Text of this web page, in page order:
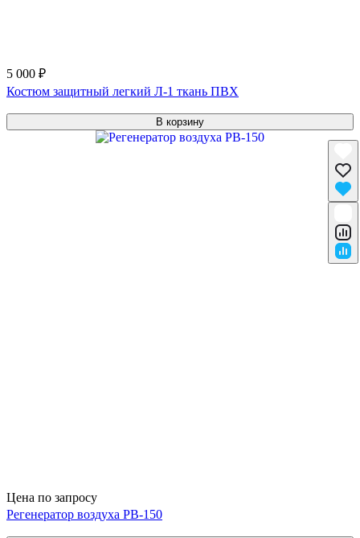
5 000 ₽
Костюм защитный легкий Л-1 ткань ПВХ
В корзину
Цена по запросу
Регенератор воздуха РВ-150